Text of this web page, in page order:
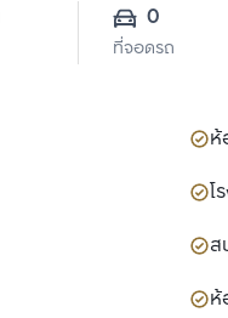
0
ที่จอดรถ
ห้
โ
ส
ห้